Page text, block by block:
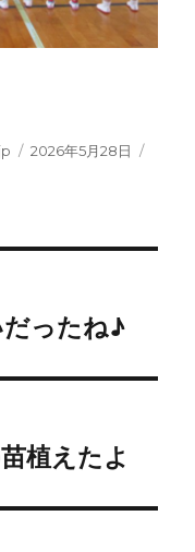
投
2026年5月28日
ったね♪
植えたよ